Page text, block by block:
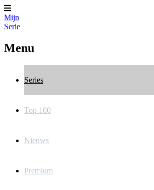
Mijn
Serie
Menu
Series
Top 100
Nieuws
Premium